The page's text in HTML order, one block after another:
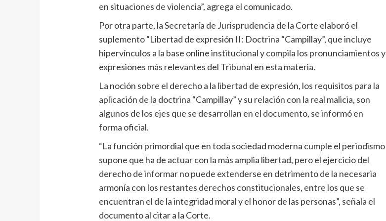
en situaciones de violencia”, agrega el comunicado.
Por otra parte, la Secretaría de Jurisprudencia de la Corte elaboró el
suplemento “Libertad de expresión II: Doctrina “Campillay”, que incluye
hipervínculos a la base online institucional y compila los pronunciamientos y
expresiones más relevantes del Tribunal en esta materia.
La noción sobre el derecho a la libertad de expresión, los requisitos para la
aplicación de la doctrina “Campillay” y su relación con la real malicia, son
algunos de los ejes que se desarrollan en el documento, se informó en
forma oficial.
“La función primordial que en toda sociedad moderna cumple el periodismo
supone que ha de actuar con la más amplia libertad, pero el ejercicio del
derecho de informar no puede extenderse en detrimento de la necesaria
armonía con los restantes derechos constitucionales, entre los que se
encuentran el de la integridad moral y el honor de las personas”, señala el
documento al citar a la Corte.